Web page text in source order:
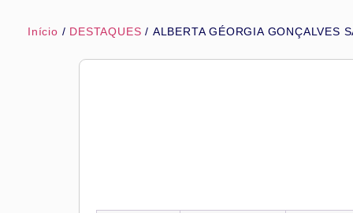
Início / DESTAQUES / ALBERTA GÉORGIA GONÇALVES